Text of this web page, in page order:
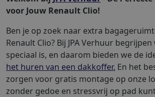
voor Jouw Renault Clio!
Ben je op zoek naar extra
Renault Clio? Bij JPA Verhuur
speciaal is, en daarom bieden we de
het huren van een dakkoffer. En het
zorgen voor gratis montage op onze
zonder gedoe en stressvrij op pad